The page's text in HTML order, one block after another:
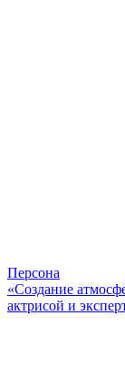
Персона
«Создание
актрисой и